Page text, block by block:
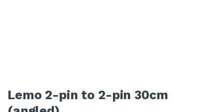
Lemo 2-pin to 2-pin 30cm